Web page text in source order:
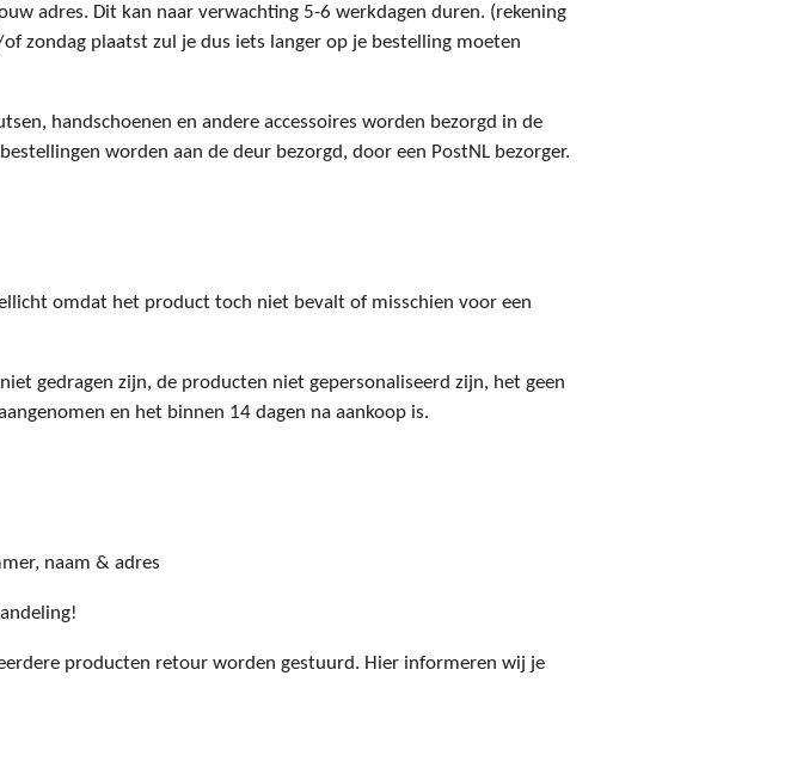
adres. Dit kan naar verwachting 5-6 werkdagen duren. (rekening
zondag plaatst zul je dus iets langer op je bestelling moeten
handschoenen en andere accessoires worden bezorgd in de
worden aan de deur bezorgd, door een PostNL bezorger.
omdat het product toch niet bevalt of misschien voor een
gedragen zijn, de producten niet gepersonaliseerd zijn, het geen
en het binnen 14 dagen na aankoop is.
naam & adres
producten retour worden gestuurd. Hier informeren wij je